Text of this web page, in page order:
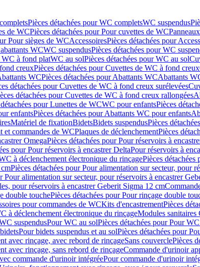
Pièces détachées pour WC completsWC suspendus
de WCPièces détachées pour Pour cuvettes de WC
Pour sièges de WCAccessoiresPièces détachées pour
WCWC suspendusPièces détachées pour WC
WC à fond platWC au solPièces détachées pour WC au sol
creuxPièces détachées pour Cuvettes de WC à fond creux
WCPièces détachées pour Abattants WCAbattants
détachées pour Cuvettes de WC à fond creux surélevées
détachées pour Cuvettes de WC à fond creux rallongées
pour Lunettes de WCWC pour enfantsPièces
enfantsPièces détachées pour Abattants WC pour enfants
Matériel de fixationBidetsBidets suspendusPièces
et commandes de WCPlaques de déclenchementPièces
OmegaPièces détachées pour Pour réservoirs à
pour Pour réservoirs à encastrer DeltaPour réservoirs à
à déclenchement électronique du rinçagePièces
Pièces détachées pour Pour alimentation sur secteur, pour
Pour alimentation sur secteur, pour réservoirs à encastrer
pour réservoirs à encastrer Geberit Sigma 12 cm
double touchePièces détachées pour Pour rinçage double
pour commandes de WCKits d'encastrementPièces
à déclenchement électronique du rinçageModules
suspendusPour WC au solPièces détachées pour Pour
Pour bidets suspendus et au solPièces détachées pour
avec rinçage, avec rebord de rinçageSans couverclePièces
avec rinçage, sans rebord de rinçageCommande d'urinoir
commande d'urinoir intégréePour commande d'urinoir